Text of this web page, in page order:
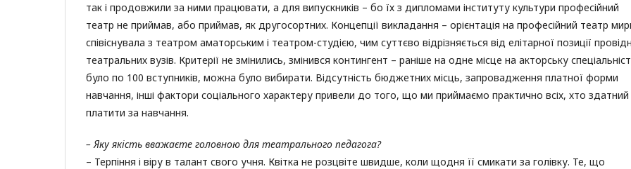
так і продовжили за ними працювати, а для випускників – бо їх з дипломами інституту культури професійний
театр не приймав, або приймав, як другосортних. Концепції викладання – орієнтація на професійний театр
співіснувала з театром аматорським і театром-студією, чим суттєво відрізняється від елітарної позиції
театральних вузів. Критерії не змінились, змінився контингент – раніше на одне місце на акторську
було по 100 вступників, можна було вибирати. Відсутність бюджетних місць, запровадження платної форми
навчання, інші фактори соціального характеру привели до того, що ми приймаємо практично всіх, хто здатний
платити за навчання.
– Яку якість вважаєте головною для театрального педагога?
– Терпіння і віру в талант свого учня. Квітка не розцвіте швидше, коли щодня її смикати за голівку. Те, що